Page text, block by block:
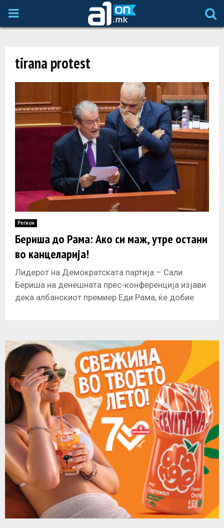
P
A
M
E
N
U
tirana protest
Регион
Бериша до Рама: Ако си маж, утре остани
во канцеларија!
Лидерот на Демократската партија – Сали
Бериша на денешната прес-конференција изјави
дека албанскиот премиер Еди Рама, ќе добие